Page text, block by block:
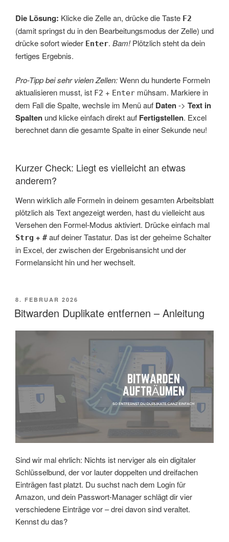
Die Lösung: Klicke die Zelle an, drücke die Taste F2
(damit springst du in den Bearbeitungsmodus der Zelle) und
drücke sofort wieder Enter. Bam!Plötzlich steht da dein
fertiges Ergebnis.
Pro-Tipp bei sehr vielen Zellen:Wenn du hunderte Formeln
aktualisieren musst, ist F2 + Enter mühsam. Markiere in
dem Fall die Spalte, wechsle im Menü auf Daten-> Text in
Spalten und klicke einfach direkt auf Fertigstellen. Excel
berechnet dann die gesamte Spalte in einer Sekunde neu!
Kurzer Check: Liegt es vielleicht an etwas
anderem?
Wenn wirklichalle Formeln in deinem gesamten Arbeitsblatt
plötzlich als Text angezeigt werden, hast du vielleicht aus
Versehen den Formel-Modus aktiviert. Drücke einfach mal
Strg + # auf deiner Tastatur. Das ist der geheime Schalter
in Excel, der zwischen der Ergebnisansicht und der
Formelansicht hin und her wechselt.
VERÖFFENTLICHT
AM
8. FEBRUAR 2026
Bitwarden Duplikate entfernen – Anleitung
Sind wir mal ehrlich: Nichts ist nerviger als ein digitaler
Schlüsselbund, der vor lauter doppelten und dreifachen
Einträgen fast platzt. Du suchst nach dem Login für
Amazon, und dein Passwort-Manager schlägt dir vier
verschiedene Einträge vor – drei davon sind veraltet.
Kennst du das?